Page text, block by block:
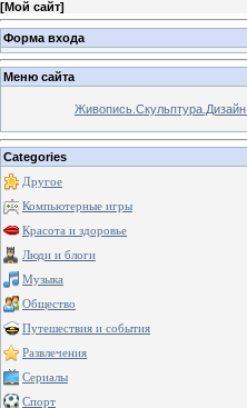
[Мой сайт]
Форма входа
Меню сайта
Живопись.Скульптура.Дизайн.
Categories
Другое
Компьютерные игры
Красота и здоровье
Люди и блоги
Музыка
Общество
Путешествия и события
Развлечения
Сериалы
Спорт